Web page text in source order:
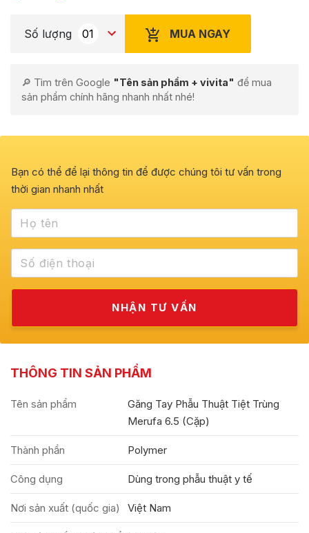
Số lượng MUA NGAY
🔎 Tìm trên Google "Tên sản phẩm + vivita" để mua
sản phẩm chính hãng nhanh nhất nhé!
Bạn có thể để lại thông tin để được chúng tôi tư vấn trong
thời gian nhanh nhất
THÔNG TIN SẢN PHẨM
Tên sản phẩm
Găng Tay Phẫu Thuật Tiệt Trùng
Merufa 6.5 (Cặp)
Thành phần Polymer
Công dụng Dùng trong phẫu thuật y tế
Nơi sản xuất (quốc gia) Việt Nam